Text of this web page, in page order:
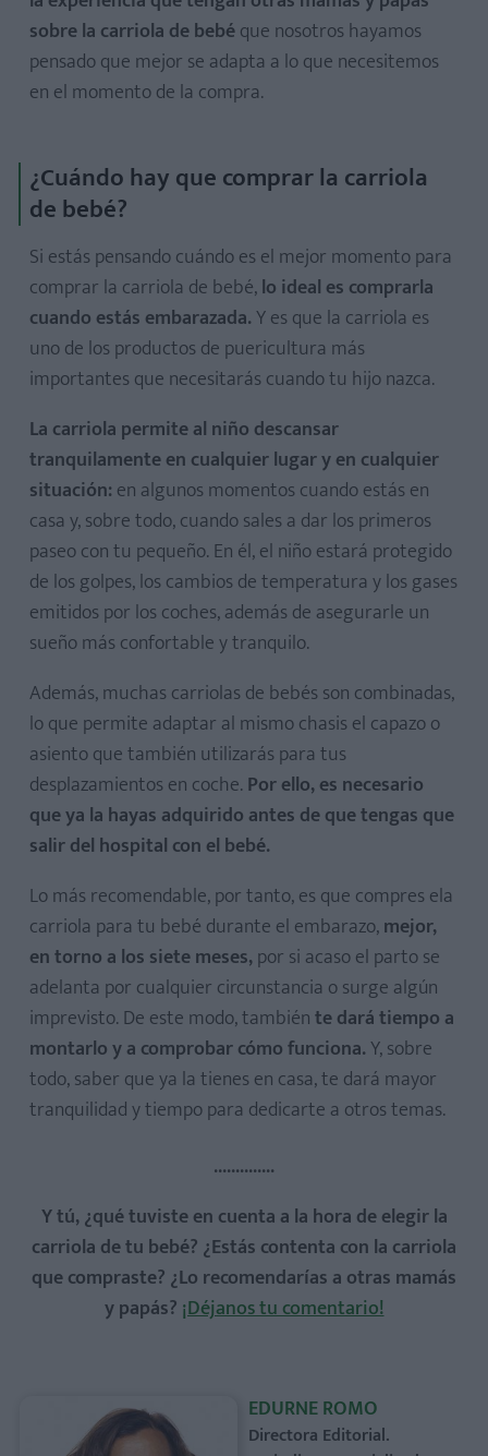
sobre la carriola de bebéque nosotros hayamos
pensado que mejor se adapta a lo que necesitemos
en el momento de la compra.
¿Cuándo hay que comprar la carriola
de bebé?
Si estás pensando cuándo es el mejor momento para
comprar la carriola de bebé,lo ideal es comprarla
cuando estás embarazada.Y es que la carriola es
uno de los productos de puericultura más
importantes que necesitarás cuando tu hijo nazca.
La carriola permite al niño descansar
tranquilamente en cualquier lugar y en cualquier
situación: en algunos momentos cuando estás en
casa y, sobre todo, cuando sales a dar los primeros
paseo con tu pequeño. En él, el niño estará protegido
de los golpes, los cambios de temperatura y los gases
emitidos por los coches, además de asegurarle un
sueño más confortable y tranquilo.
Además, muchas carriolas de bebés son combinadas,
lo que permite adaptar al mismo chasis el capazo o
asiento que también utilizarás para tus
desplazamientos en coche. Por ello, es necesario
que ya la hayas adquirido antes de que tengas que
salir del hospital con el bebé.
Lo más recomendable, por tanto, es que compres ela
carriola para tu bebé durante el embarazo,mejor,
en torno a los siete meses,por si acaso el parto se
adelanta por cualquier circunstancia o surge algún
imprevisto. De este modo, tambiénte dará tiempo a
montarlo y a comprobar cómo funciona.Y, sobre
todo, saber que ya la tienes en casa, te dará mayor
tranquilidad y tiempo para dedicarte a otros temas.
..............
Y tú, ¿qué tuviste en cuenta a la hora de elegir la
carriola de tu bebé? ¿Estás contenta con la carriola
que compraste? ¿Lo recomendarías a otras mamás
y papás? ¡Déjanos tu comentario!
EDURNE ROMO
Directora Editorial.